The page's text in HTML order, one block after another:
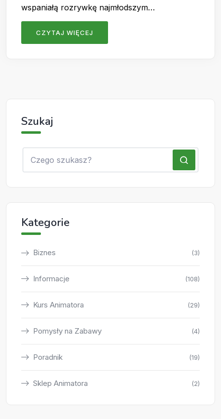
wspaniałą rozrywkę najmłodszym…
CZYTAJ WIĘCEJ
Szukaj
Kategorie
Biznes (3)
Informacje (108)
Kurs Animatora (29)
Pomysły na Zabawy (4)
Poradnik (19)
Sklep Animatora (2)